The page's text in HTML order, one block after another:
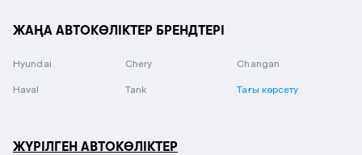
ЖАҢА АВТОКӨЛІКТЕР БРЕНДТЕРІ
Hyundai Chery Changan
Haval Tank Тағы көрсету
ЖҮРІЛГЕН АВТОКӨЛІКТЕР